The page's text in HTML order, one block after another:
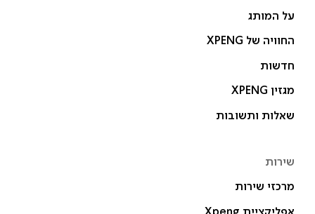
על המותג
החוויה של XPENG
חדשות
מגזין XPENG
שאלות ותשובות
שירות
מרכזי שירות